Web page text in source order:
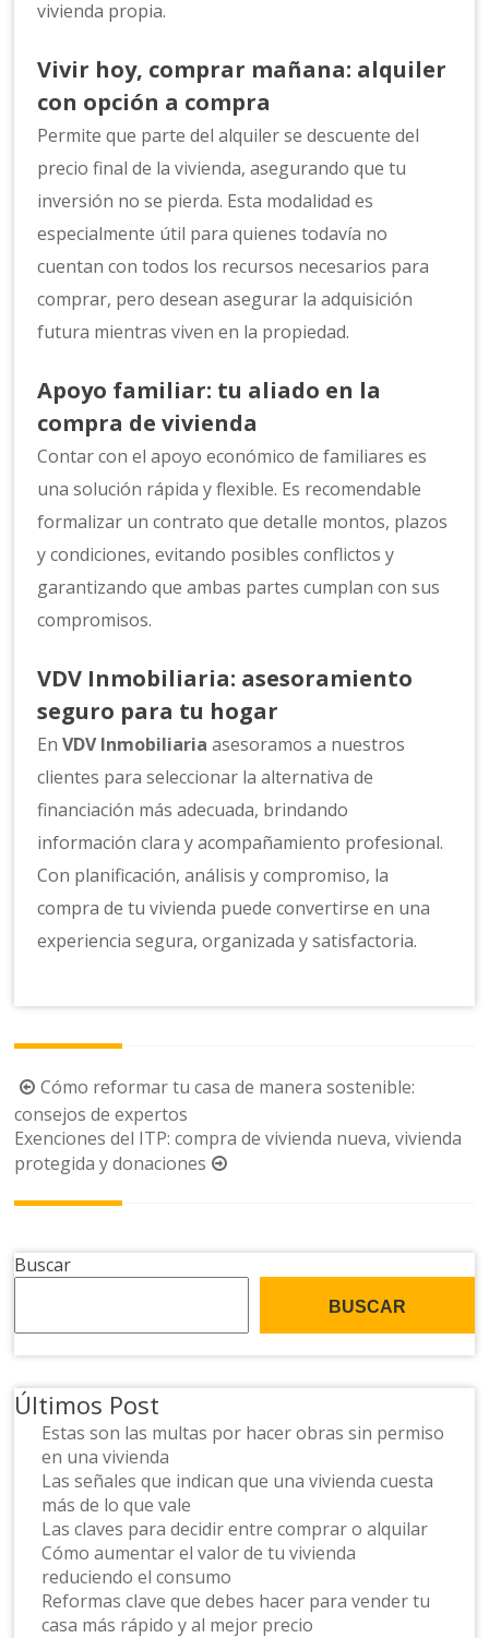
vivienda propia.
Vivir hoy, comprar mañana: alquiler
con opción a compra
Permite que parte del alquiler se descuente del
precio final de la vivienda, asegurando que tu
inversión no se pierda. Esta modalidad es
especialmente útil para quienes todavía no
cuentan con todos los recursos necesarios para
comprar, pero desean asegurar la adquisición
futura mientras viven en la propiedad.
Apoyo familiar: tu aliado en la
compra de vivienda
Contar con el apoyo económico de familiares es
una solución rápida y flexible. Es recomendable
formalizar un contrato que detalle montos, plazos
y condiciones, evitando posibles conflictos y
garantizando que ambas partes cumplan con sus
compromisos.
VDV Inmobiliaria: asesoramiento
seguro para tu hogar
EnVDV Inmobiliaria asesoramos a nuestros
clientes para seleccionar la alternativa de
financiación más adecuada, brindando
información clara y acompañamiento profesional.
Con planificación, análisis y compromiso, la
compra de tu vivienda puede convertirse en una
experiencia segura, organizada y satisfactoria.
Navegación
de
la
entrada
Cómo reformar tu casa de manera sostenible:
consejos de expertos
Exenciones del ITP: compra de vivienda nueva, vivienda
protegida y donaciones
Buscar
BUSCAR
Últimos Post
Estas son las multas por hacer obras sin permiso
en una vivienda
Las señales que indican que una vivienda cuesta
más de lo que vale
Las claves para decidir entre comprar o alquilar
Cómo aumentar el valor de tu vivienda
reduciendo el consumo
Reformas clave que debes hacer para vender tu
casa más rápido y al mejor precio